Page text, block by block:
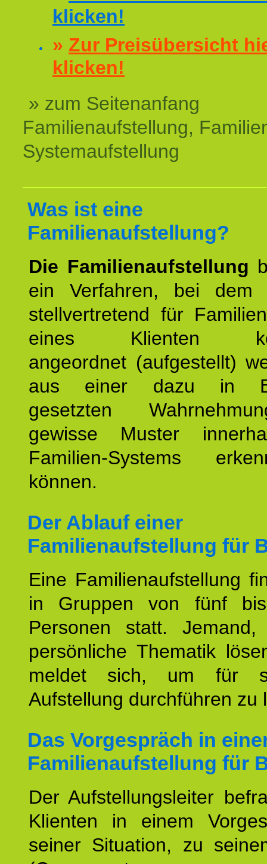
klicken!
» Zur Preisübersicht
klicken!
» zum Seitenanfang
Familienaufstellung,
Systemaufstellung
Was ist eine
Familienaufstellung?
Die Familienaufstellung
ein Verfahren, bei dem
stellvertretend für
eines Klienten
angeordnet (aufgestellt)
aus einer dazu in
gesetzten
gewisse Muster
Familien-Systems
können.
Der Ablauf einer
Familienaufstellung für
Eine Familienaufstellung
in Gruppen von fünf
Personen statt.
persönliche Thematik
meldet sich, um für
Aufstellung durchführen zu
Das Vorgespräch in
Familienaufstellung für
Der Aufstellungsleiter
Klienten in einem
seiner Situation, zu